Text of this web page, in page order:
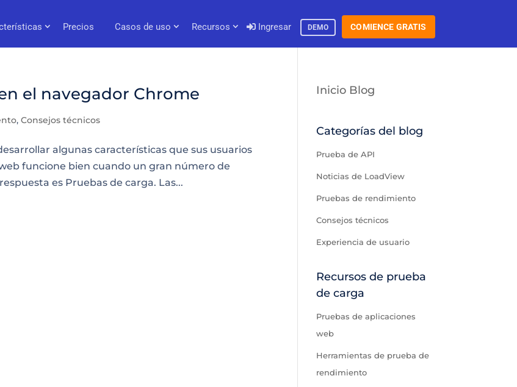
Precios Casos de uso Recursos Ingresar DEMO COMIENCE GRATIS
el navegador Chrome
,Consejos técnicos
algunas características que sus usuarios
funcione bien cuando un gran número de
es Pruebas de carga. Las...
Inicio Blog
Categorías del blog
Prueba de API
Noticias de LoadView
Pruebas de rendimiento
Consejos técnicos
Experiencia de usuario
Recursos de prueba
de carga
Pruebas de aplicaciones
web
Herramientas de prueba de
rendimiento